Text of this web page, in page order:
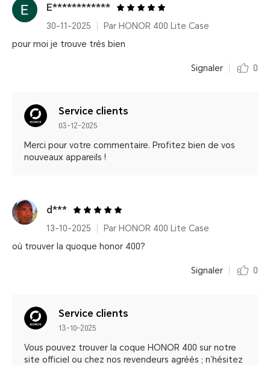
E************
30-11-2025
Par HONOR 400 Lite Case
pour moi je trouve très bien
Signaler 0
Service clients
03-12-2025
Merci pour votre commentaire. Profitez bien de vos
nouveaux appareils !
d***
13-10-2025
Par HONOR 400 Lite Case
où trouver la quoque honor 400?
Signaler 0
Service clients
13-10-2025
Vous pouvez trouver la coque HONOR 400 sur notre
site officiel ou chez nos revendeurs agréés ; n’hésitez